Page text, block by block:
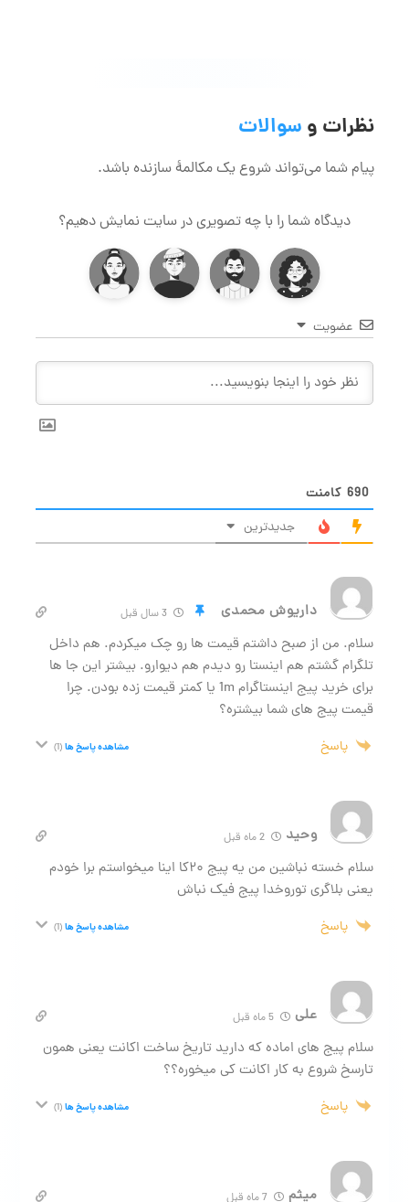
نظرات و سوالات
پیام شما می‌تواند شروع یک مکالمۀ سازنده باشد.
دیدگاه شما را با چه تصویری در سایت نمایش دهیم؟
عضویت
690 کامنت
جدیدترین
داریوش محمدی
سلام. من از صبح داشتم قیمت ها رو چک میکردم. هم داخل
تلگرام گشتم هم اینستا رو دیدم هم دیوارو. بیشتر این جا ها
برای خرید پیج اینستاگرام 1m یا کمتر قیمت زده بودن. چرا
قیمت پیج های شما بیشتره؟
پاسخ مشاهده پاسخ ها(1)
وحید 2 ماه قبل
سلام خسته نباشین من یه پیج ۲۰کا اینا میخواستم برا خودم
یعنی بلاگری توروخدا پیج فیک نباش
پاسخ مشاهده پاسخ ها(1)
علی
سلام پیج های اماده که دارید تاریخ ساخت اکانت یعنی همون
تارسخ شروع به کار اکانت کی میخوره؟؟
پاسخ مشاهده پاسخ ها(1)
میثم